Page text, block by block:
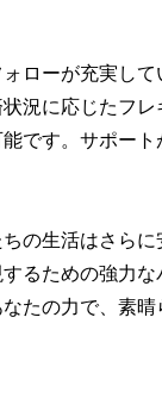
ローが充実し
況に応じたフ
です。サポー
の生活はさら
るための強力
たの力で、素